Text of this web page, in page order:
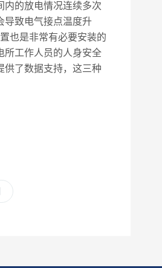
内的放电情况连续多次
导致电气接点温度升
也是非常有必要安装的
所工作人员的人身安全
供了数据支持，这三种